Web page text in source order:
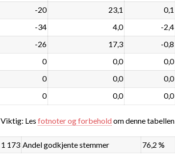
-20 23,1 0,1
-34 4,0 -2,4
-26 17,3 -0,8
0 0,0 0,0
0 0,0 0,0
0 0,0 0,0
Viktig: Les fotnoter og forbeholdom denne tabellen
1 173 Andel godkjente stemmer 76,2 %